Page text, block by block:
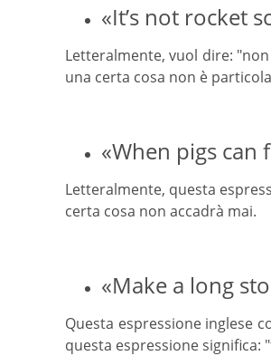
«It’s not rocket
Letteralmente, vuol dire:
una certa cosa non è
«When pigs can
Letteralmente, questa
certa cosa non accadrà mai.
«Make a long
Questa espressione inglese
questa espressione significa: